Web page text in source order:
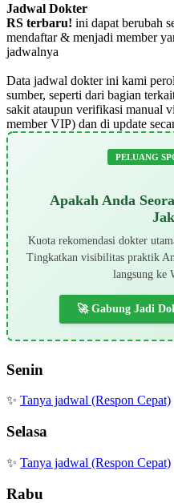
Jadwal Dokter
RS terbaru! ini dapat berubah
mendaftar & menjadi member
jadwalnya
Data jadwal dokter ini kami
sumber, seperti dari bagian
sakit ataupun verifikasi manual
member VIP) dan di update
PELUANG
Apakah Anda
Kuota rekomendasi dokter
Tingkatkan visibilitas praktik
langsung ke
🚀 Gabung Jadi
Senin
✨ Tanya jadwal (Respon Cepat)
Selasa
✨ Tanya jadwal (Respon Cepat)
Rabu